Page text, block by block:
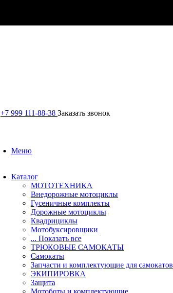
+7 999 111-88-38 Заказать звонок
Меню
Каталог
МОТОТЕХНИКА
Внедорожные мотоциклы
Гусеничные комплекты
Дорожные мотоциклы
Квадрициклы
Мотобуксировщики
... Показать все
ТРЮКОВЫЕ САМОКАТЫ
Самокаты
Запчасти и комплектующие для самокатов
ЭКИПИРОВКА
Защита
Мотоботы и комплектующие